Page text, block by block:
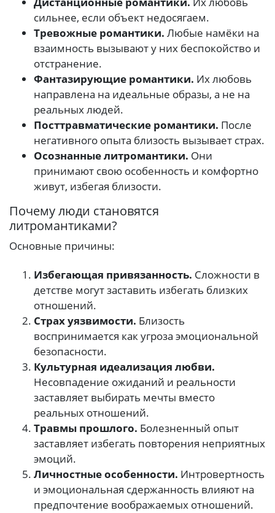
сильнее, если объект недосягаем.
Тревожные романтики. Любые намёки на
взаимность вызывают у них беспокойство и
отстранение.
Фантазирующие романтики. Их любовь
направлена на идеальные образы, а не на
реальных людей.
Посттравматические романтики. После
негативного опыта близость вызывает страх.
Осознанные литромантики. Они
принимают свою особенность и комфортно
живут, избегая близости.
Почему люди становятся
литромантиками?
Основные причины:
Избегающая привязанность. Сложности в
детстве могут заставить избегать близких
отношений.
Страх уязвимости. Близость
воспринимается как угроза эмоциональной
безопасности.
Культурная идеализация любви.
Несовпадение ожиданий и реальности
заставляет выбирать мечты вместо
реальных отношений.
Травмы прошлого. Болезненный опыт
заставляет избегать повторения неприятных
эмоций.
Личностные особенности. Интровертность
и эмоциональная сдержанность влияют на
предпочтение воображаемых отношений.